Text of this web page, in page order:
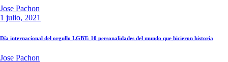
Jose Pachon
1 julio, 2021
Día internacional del orgullo LGBT: 10 personalidades del mundo que hicieron historia
Jose Pachon